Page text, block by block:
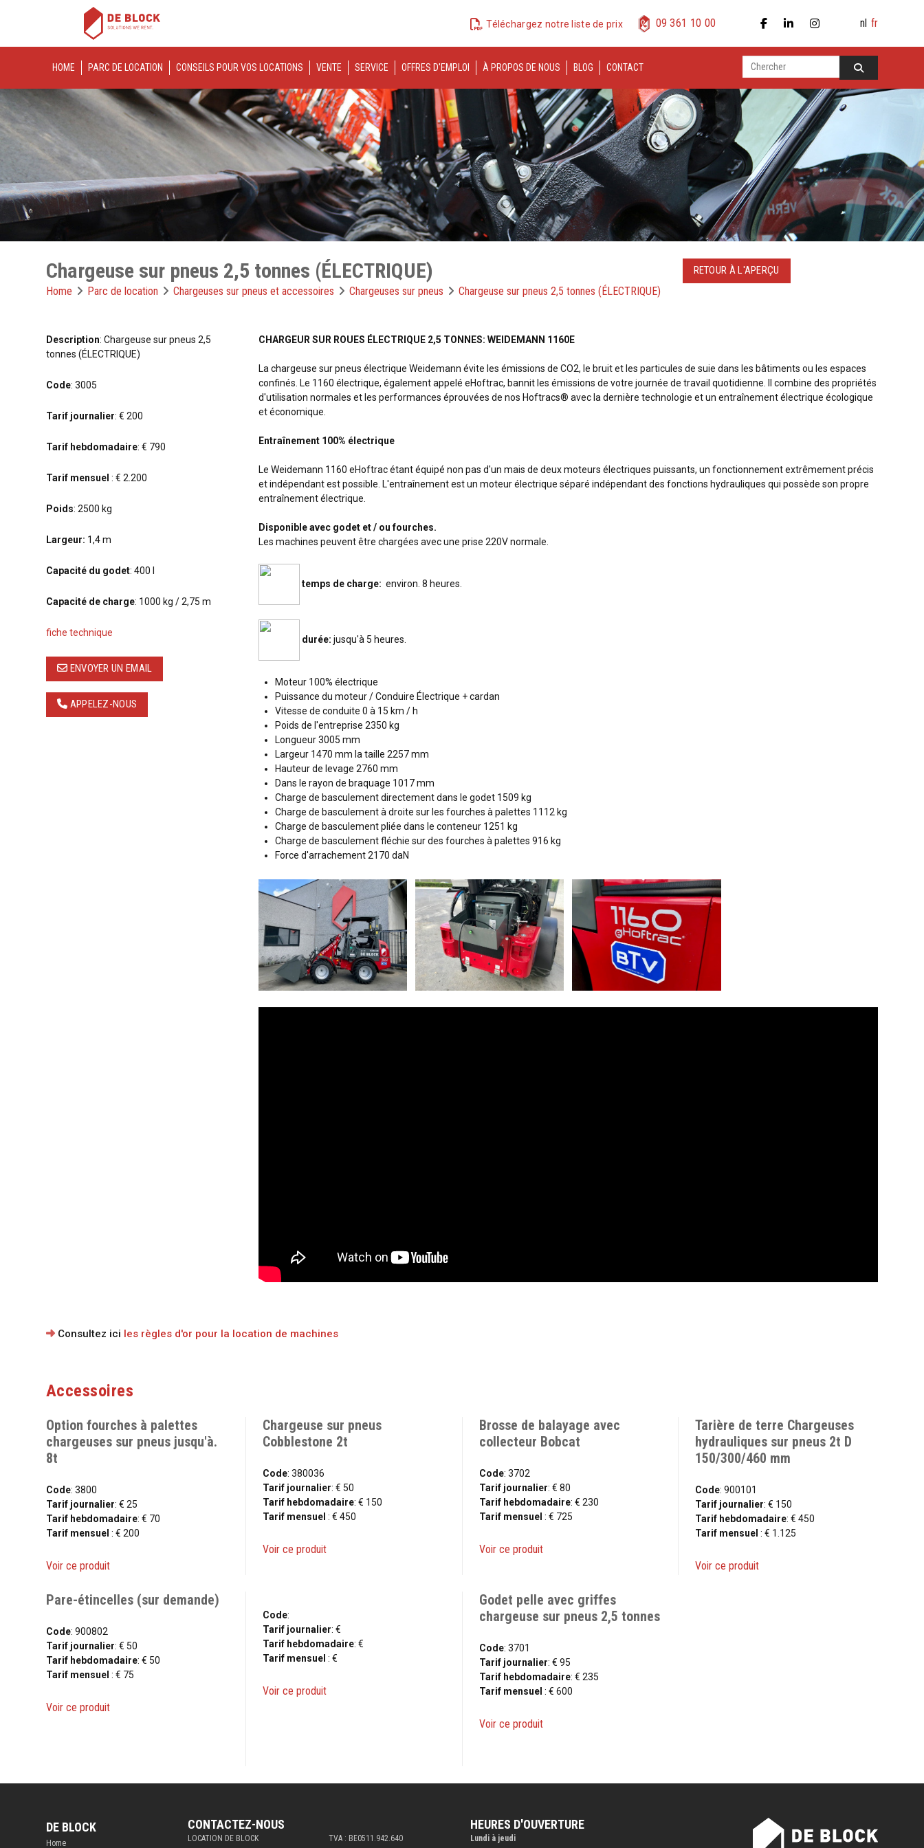
Téléchargez notre liste de prix 09 361 10 00 nl fr
HOME PARC DE LOCATION CONSEILS POUR VOS LOCATIONS VENTE SERVICE OFFRES D'EMPLOI À PROPOS DE NOUS BLOG CONTACT
Chargeuse sur pneus 2,5 tonnes (ÉLECTRIQUE)
Home Parc de location Chargeuses sur pneus et accessoires Chargeuses sur pneus Chargeuse sur pneus 2,5 tonnes (ÉLECTRIQUE)
RETOUR À L'APERÇU
Description: Chargeuse sur pneus 2,5
tonnes (ÉLECTRIQUE)
Code: 3005
Tarif journalier: € 200
Tarif hebdomadaire: € 790
Tarif mensuel : € 2.200
Poids: 2500 kg
Largeur: 1,4 m
Capacité du godet: 400 l
Capacité de charge: 1000 kg / 2,75 m
fiche technique
ENVOYER UN EMAIL
APPELEZ-NOUS
CHARGEUR SUR ROUES ÉLECTRIQUE 2,5 TONNES: WEIDEMANN 1160E
La chargeuse sur pneus électrique Weidemann évite les émissions de CO2, le bruit et les particules de suie dans les bâtiments ou les espaces
confinés. Le 1160 électrique, également appelé eHoftrac, bannit les émissions de votre journée de travail quotidienne. Il combine des propriétés
d'utilisation normales et les performances éprouvées de nos Hoftracs® avec la dernière technologie et un entraînement électrique écologique
et économique.
Entraînement 100% électrique
Le Weidemann 1160 eHoftrac étant équipé non pas d'un mais de deux moteurs électriques puissants, un fonctionnement extrêmement précis
et indépendant est possible. L'entraînement est un moteur électrique séparé indépendant des fonctions hydrauliques qui possède son propre
entraînement électrique.
Disponible avec godet et / ou fourches.
Les machines peuvent être chargées avec une prise 220V normale.
temps de charge: environ. 8 heures.
durée: jusqu'à 5 heures.
Moteur 100% électrique
Puissance du moteur / Conduire Électrique + cardan
Vitesse de conduite 0 à 15 km / h
Poids de l'entreprise 2350 kg
Longueur 3005 mm
Largeur 1470 mm la taille 2257 mm
Hauteur de levage 2760 mm
Dans le rayon de braquage 1017 mm
Charge de basculement directement dans le godet 1509 kg
Charge de basculement à droite sur les fourches à palettes 1112 kg
Charge de basculement pliée dans le conteneur 1251 kg
Charge de basculement fléchie sur des fourches à palettes 916 kg
Force d'arrachement 2170 daN
Consultez ici les règles d'or pour la location de machines
Accessoires
Option fourches à palettes
chargeuses sur pneus jusqu'à.
8t
Code: 3800
Tarif journalier: € 25
Tarif hebdomadaire: € 70
Tarif mensuel : € 200
Voir ce produit
Chargeuse sur pneus
Cobblestone 2t
Code: 380036
Tarif journalier: € 50
Tarif hebdomadaire: € 150
Tarif mensuel : € 450
Voir ce produit
Brosse de balayage avec
collecteur Bobcat
Code: 3702
Tarif journalier: € 80
Tarif hebdomadaire: € 230
Tarif mensuel : € 725
Voir ce produit
Tarière de terre Chargeuses
hydrauliques sur pneus 2t D
150/300/460 mm
Code: 900101
Tarif journalier: € 150
Tarif hebdomadaire: € 450
Tarif mensuel: € 1.125
Voir ce produit
Pare-étincelles (sur demande)
Code: 900802
Tarif journalier: € 50
Tarif hebdomadaire: € 50
Tarif mensuel : € 75
Voir ce produit
Code:
Tarif journalier: €
Tarif hebdomadaire: €
Tarif mensuel : €
Voir ce produit
Godet pelle avec griffes
chargeuse sur pneus 2,5 tonnes
Code: 3701
Tarif journalier: € 95
Tarif hebdomadaire: € 235
Tarif mensuel : € 600
Voir ce produit
DE BLOCK
Home
CONTACTEZ-NOUS
LOCATION DE BLOCK
TVA : BE0511.942.640
HEURES D'OUVERTURE
Lundi à jeudi